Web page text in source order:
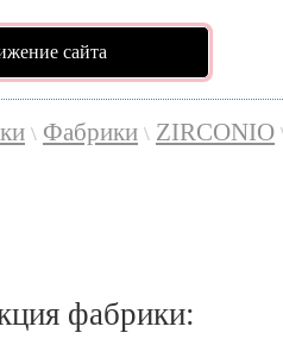
сайта
\ Фабрики \ ZIRCONIO
фабрики: